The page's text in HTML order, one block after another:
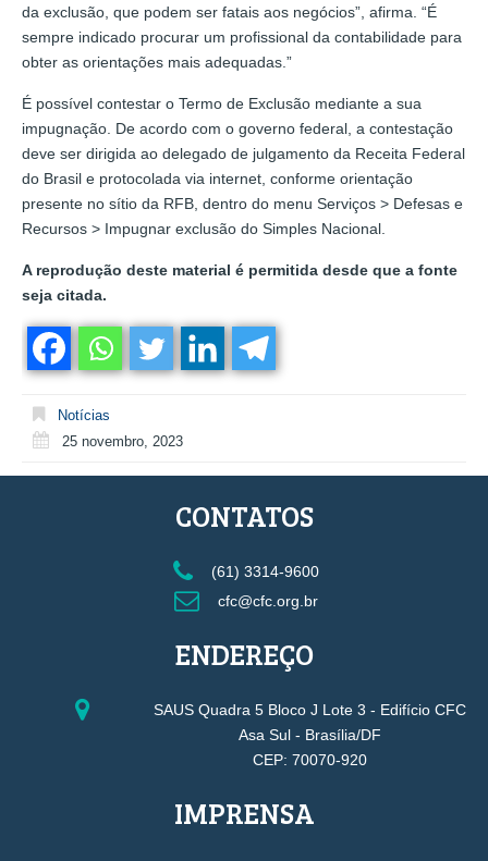
da exclusão, que podem ser fatais aos negócios”, afirma. “É
sempre indicado procurar um profissional da contabilidade para
obter as orientações mais adequadas.”
É possível contestar o Termo de Exclusão mediante a sua
impugnação. De acordo com o governo federal, a contestação
deve ser dirigida ao delegado de julgamento da Receita Federal
do Brasil e protocolada via internet, conforme orientação
presente no sítio da RFB, dentro do menu Serviços > Defesas e
Recursos > Impugnar exclusão do Simples Nacional.
A reprodução deste material é permitida desde que a fonte
seja citada.
Notícias
25 novembro, 2023
CONTATOS
(61) 3314-9600
cfc@cfc.org.br
ENDEREÇO
SAUS Quadra 5 Bloco J Lote 3 - Edifício CFC
Asa Sul - Brasília/DF
CEP: 70070-920
IMPRENSA